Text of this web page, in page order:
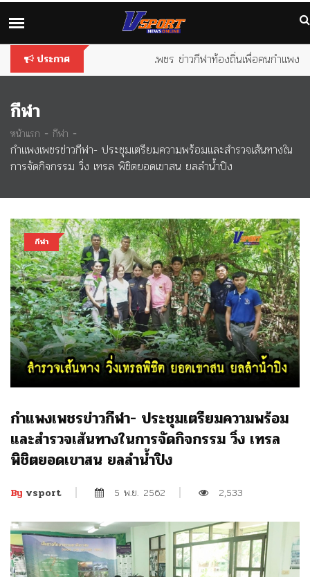
outdatedbrowser. Please
browser
to improve your experience.
ประกาศ www.vsportkamphaeng.com
กีฬา
หน้าแรก - กีฬา -
กำแพงเพชรข่าวกีฬา- ประชุมเตรียมความพร้อมและสำรวจเส้นทางใน
การจัดกิจกรรม วิ่ง เทรล พิชิตยอดเขาสน ยลลำน้ำปิง
กีฬา
กำแพงเพชรข่าวกีฬา- ประชุมเตรียมความพร้อม
และสำรวจเส้นทางในการจัดกิจกรรม วิ่ง เทรล
พิชิตยอดเขาสน ยลลำน้ำปิง
By vsport 5 พ.ย. 2562 2,533